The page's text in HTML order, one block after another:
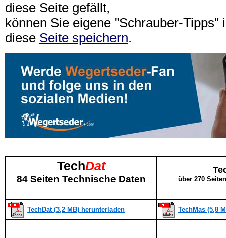
diese Seite gefällt,
können Sie eigene "Schrauber-Tipps"
diese Seite speichern.
TechDat
84 Seiten Technische Daten über 270
TechDat (3,2 MB) herunterladen TechMas (5,8